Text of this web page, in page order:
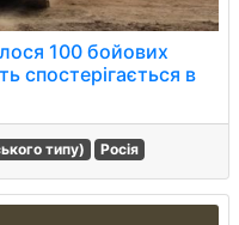
100 бойових
спостерігається в
типу) Росія